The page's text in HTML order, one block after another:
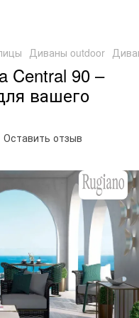
Диваны outdoor
Central 90 –
вашего
Оставить отзыв